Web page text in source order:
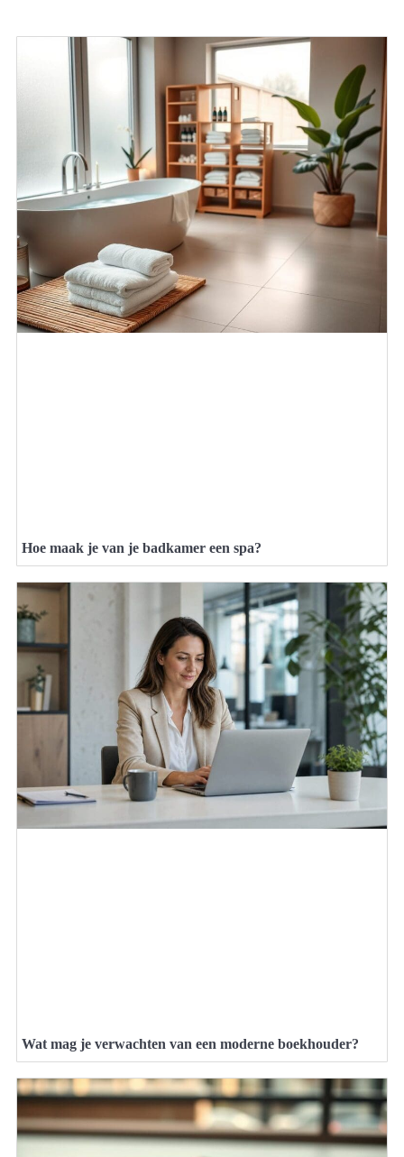
Hoe maak je van je badkamer een spa?
Wat mag je verwachten van een moderne boekhouder?